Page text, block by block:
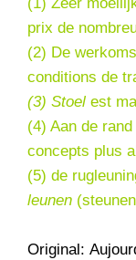
(1) Zeer
prix de
(2) De
conditions de
(3) Stoel est
(4) Aan de
concepts plus
(5) de
leunen
Original: